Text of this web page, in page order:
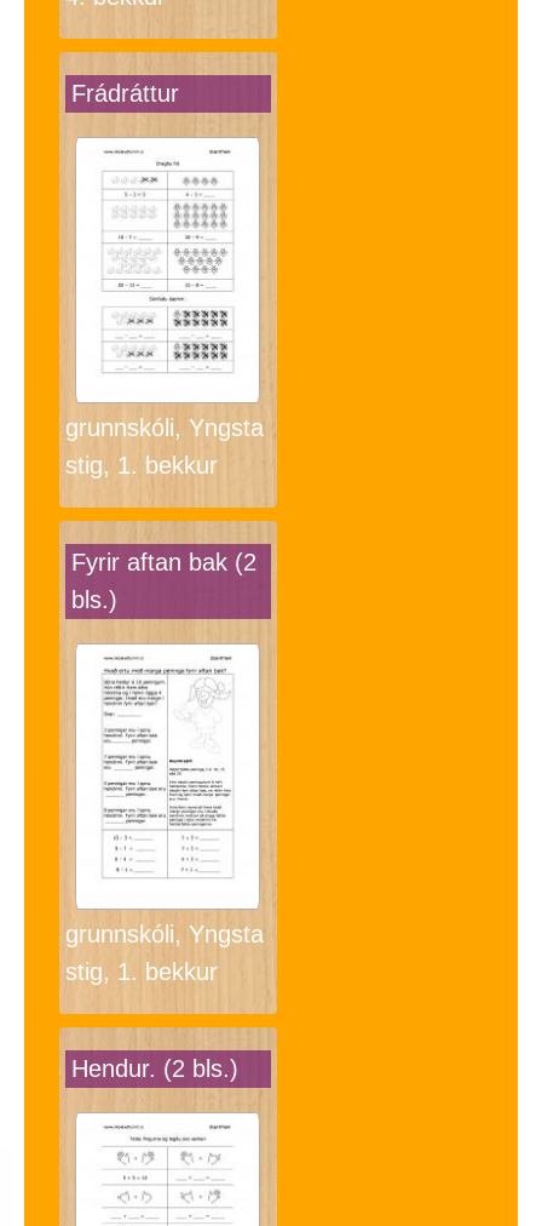
Frádráttur
grunnskóli, Yngsta
stig, 1. bekkur
Fyrir aftan bak (2
bls.)
grunnskóli, Yngsta
stig, 1. bekkur
Hendur. (2 bls.)